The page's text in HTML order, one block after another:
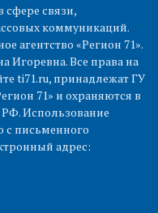
сфере связи,
коммуникаций.
агентство «Регион 71».
Игоревна. Все права на
ti71.ru, принадлежат ГУ
71» и охраняются в
РФ. Использование
с письменного
адрес: